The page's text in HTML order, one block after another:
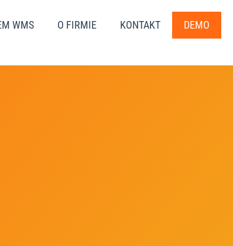
WMS O FIRMIE KONTAKT DEMO